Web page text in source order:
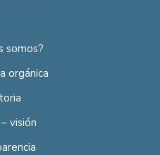
somos?
orgánica
visión